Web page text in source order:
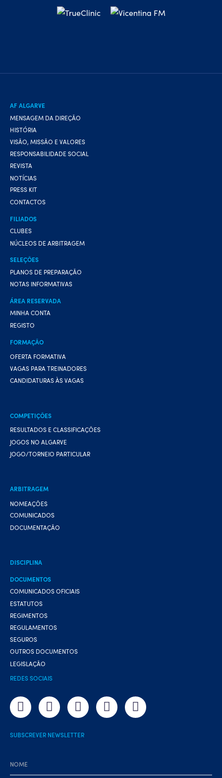
AF ALGARVE
MENSAGEM DA DIREÇÃO
HISTÓRIA
VISÃO, MISSÃO E VALORES
RESPONSABILIDADE SOCIAL
REVISTA
NOTÍCIAS
PRESS KIT
CONTACTOS
FILIADOS
CLUBES
NÚCLEOS DE ARBITRAGEM
SELEÇÕES
PLANOS DE PREPARAÇÃO
NOTAS INFORMATIVAS
ÁREA RESERVADA
MINHA CONTA
REGISTO
FORMAÇÃO
OFERTA FORMATIVA
VAGAS PARA TREINADORES
CANDIDATURAS ÀS VAGAS
COMPETIÇÕES
RESULTADOS E CLASSIFICAÇÕES
JOGOS NO ALGARVE
JOGO/TORNEIO PARTICULAR
ARBITRAGEM
NOMEAÇÕES
COMUNICADOS
DOCUMENTAÇÃO
DISCIPLINA
DOCUMENTOS
COMUNICADOS OFICIAIS
ESTATUTOS
REGIMENTOS
REGULAMENTOS
SEGUROS
OUTROS DOCUMENTOS
LEGISLAÇÃO
REDES SOCIAIS
SUBSCREVER NEWSLETTER